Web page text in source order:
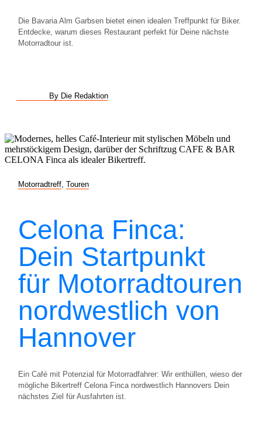
Die Bavaria Alm Garbsen bietet einen idealen Treffpunkt für Biker.
Entdecke, warum dieses Restaurant perfekt für Deine nächste
Motorradtour ist.
By Die Redaktion
Motorradtreff Touren
Celona Finca:
Dein Startpunkt
für Motorradtouren
nordwestlich von
Hannover
Ein Café mit Potenzial für Motorradfahrer: Wir enthüllen, wieso der
mögliche Bikertreff Celona Finca nordwestlich Hannovers Dein
nächstes Ziel für Ausfahrten ist.